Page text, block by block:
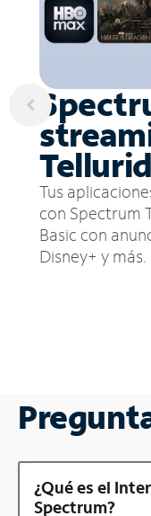
Tus
con Spectrum
Basic con
Disney+ y más.
¿Qué es el
Spectrum?